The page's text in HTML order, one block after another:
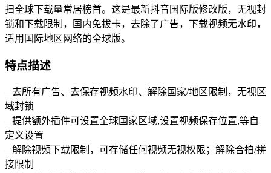
扫全球下载量常居榜首。这是最新抖音国际版修改版，无视封
锁和下载限制，国内免拔卡，去除了广告，下载视频无水印，
适用国际地区网络的全球版。
特点描述
– 去所有广告、去保存视频水印、解除国家/地区限制，无视区
域封锁
– 提供额外插件可设置全球国家区域,设置视频保存位置,等自
定义设置
– 解除视频下载限制，可存储任何视频无视权限；解除合拍/拼
接限制